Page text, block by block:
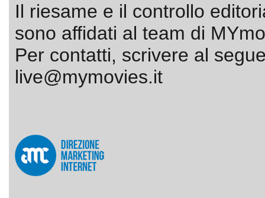
Il riesame e il controllo
sono affidati al team di
Per contatti, scrivere al
live@mymovies.it